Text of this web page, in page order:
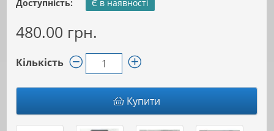
Доступність:
Є в наявності
480.00 грн.
Кількість
Купити